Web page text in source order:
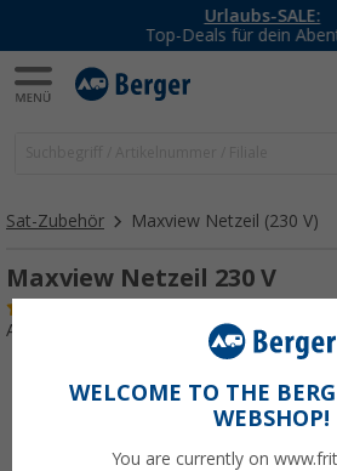
-20% auf Kleidung
Mit dem
Sat-Zubehör Maxview Netzeil (230 V)
Maxview Netzeil 230 V
Art.-Nr.: 227740
WELCOME TO THE
WEBSHOP!
You are currently on